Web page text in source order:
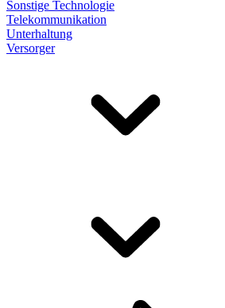
Sonstige Technologie
Telekommunikation
Unterhaltung
Versorger